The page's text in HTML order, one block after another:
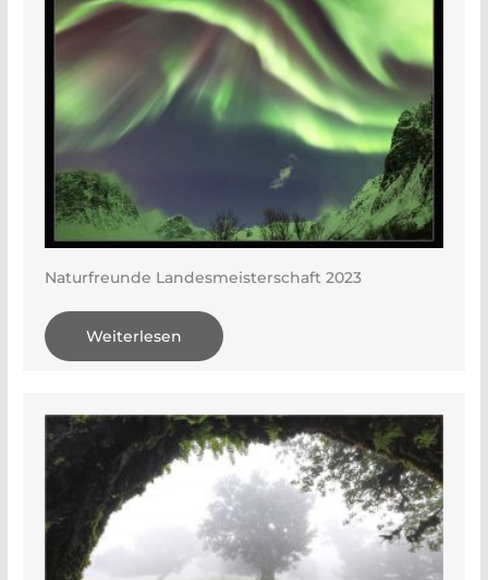
Naturfreunde Landesmeisterschaft 2023
Weiterlesen